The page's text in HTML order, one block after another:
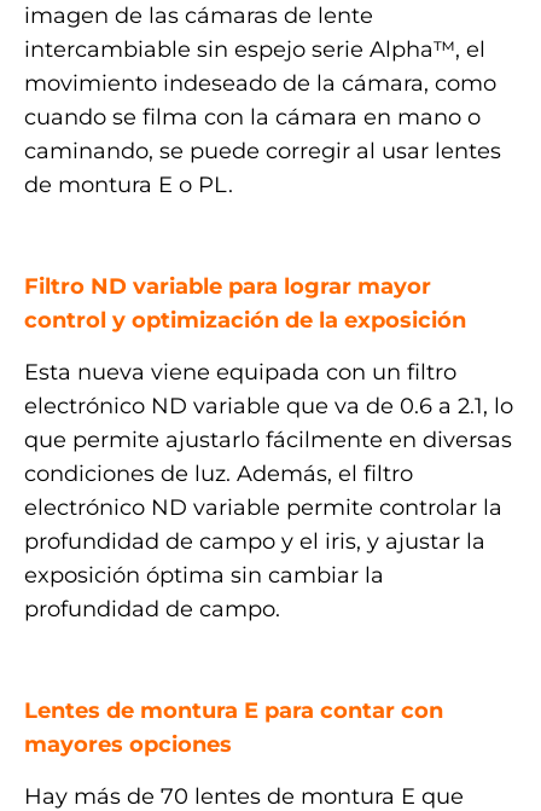
imagen de las cámaras de lente
intercambiable sin espejo serie Alpha™, el
movimiento indeseado de la cámara, como
cuando se filma con la cámara en mano o
caminando, se puede corregir al usar lentes
de montura E o PL.
Filtro ND variable para lograr mayor
control y optimización de la exposición
Esta nueva viene equipada con un filtro
electrónico ND variable que va de 0.6 a 2.1, lo
que permite ajustarlo fácilmente en diversas
condiciones de luz. Además, el filtro
electrónico ND variable permite controlar la
profundidad de campo y el iris, y ajustar la
exposición óptima sin cambiar la
profundidad de campo.
Lentes de montura E para contar con
mayores opciones
Hay más de 70 lentes de montura E que